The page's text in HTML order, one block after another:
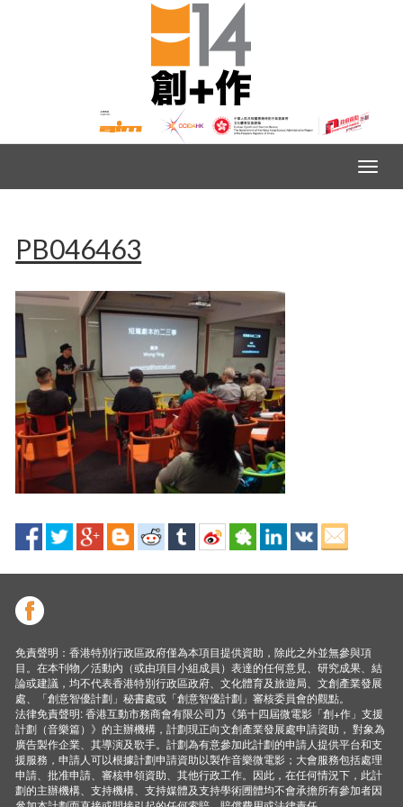
PB046463
免責聲明：香港特別行政區政府僅為本項目提供資助，除此之外並無參與項
目。在本刊物／活動內（或由項目小組成員）表達的任何意見、研究成果、結
論或建議，均不代表香港特別行政區政府、文化體育及旅遊局、文創產業發展
處、「創意智優計劃」秘書處或「創意智優計劃」審核委員會的觀點。
法律免責聲明: 香港互動市務商會有限公司乃《第十四屆微電影「創+作」支援
計劃（音樂篇）》的主辦機構，計劃現正向文創產業發展處申請資助， 對象為
廣告製作企業、其導演及歌手。計劃為有意參加此計劃的申請人提供平台和支
援服務，申請人可以根據計劃申請資助以製作音樂微電影；大會服務包括處理
申請、批准申請、審核申領資助、其他行政工作。因此，在任何情況下，此計
劃的主辦機構、支持機構、支持媒體及支持學術圑體均不會承擔所有參加者因